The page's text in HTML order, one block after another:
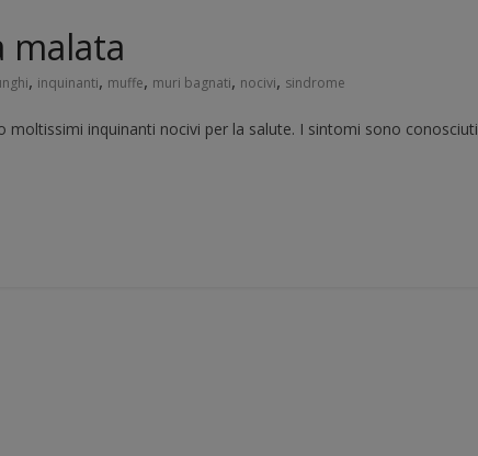
malata
, inquinanti, muffe, muri bagnati, nocivi, sindrome
inquinanti nocivi per la salute. I sintomi sono conosciuti